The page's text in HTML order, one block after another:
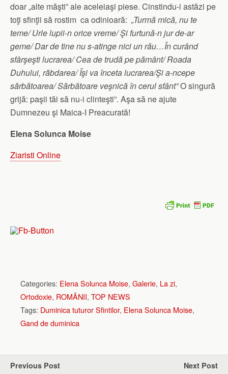
doar „alte măşti” ale aceleiaşi piese. Cinstindu-i astăzi pe
toţi sfinţii să rostim ca odinioară: „Turmă mică, nu te
teme/ Urle lupii-n orice vreme/ Şi furtună-n jur de-ar
geme/ Dar de tine nu s-atinge nici un rău…În curând
sfârşeşti lucrarea/ Cea de trudă pe pământ/ Roada
Duhului, răbdarea/ Îşi va înceta lucrarea/Şi a-ncepe
sărbătoarea/ Sărbătoare veşnică în cerul sfânt”O singură
grijă: paşii tăi să nu-i clinteşti”. Aşa să ne ajute
Dumnezeu şi Maica-I Preacurată!
Elena Solunca Moise
Ziaristi Online
Categories: Elena Solunca Moise, Galerie, La zi,
Ortodoxie, ROMÂNII, TOP NEWS
Tags: Duminica tuturor Sfintilor, Elena Solunca Moise,
Gand de duminica
Previous Post Next Post